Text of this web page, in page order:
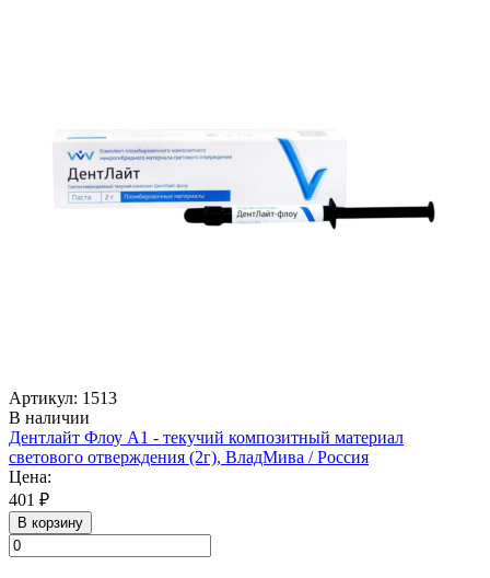
Артикул: 1513
В наличии
Дентлайт Флоу А1 - текучий композитный материал
светового отверждения (2г), ВладМива / Россия
Цена:
401 ₽
В корзину